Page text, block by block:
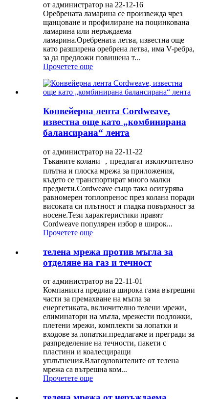
от администратор на 22-12-16
Оребрената ламарина се произвежда чрез
щанцоване и профилиране на поцинкована
ламарина или неръждаема
ламарина.Оребрената летва, известна още
като разширена оребрена летва, има V-ребра,
за да предложи повишена т...
Прочетете още
Конвейерна лента Cordweave,
известна още като „комбинирана
балансирана“ лента
от администратор на 22-11-22
Тъканите колани ，предлагат изключително
плътна и плоска мрежа за приложения,
където се транспортират много малки
предмети.Cordweave също така осигурява
равномерен топлопренос през колана поради
високата си плътност и гладка повърхност за
носене.Тези характеристики правят
Cordweave популярен избор в широк...
Прочетете още
телена мрежа против мъгла за
отделяне на газ и течност
от администратор на 22-11-01
Компанията предлага широка гама вътрешни
части за премахване на мъгла за
енергетиката, включително телени мрежи,
елиминатори на мъгла, мрежести подложки,
плетени мрежи, комплекти за лопатки и
входове за лопатки.предлагаме и прегради за
разпределение на течности, пакети с
пластини и коалесциращи
уплътнения.Влагоуловителите от телена
мрежа са вътрешна ком...
Прочетете още